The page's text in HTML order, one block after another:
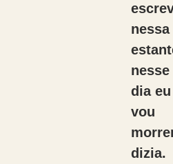
nessa
nesse
dia eu
vou
dizia.